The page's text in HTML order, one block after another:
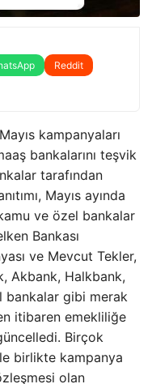
Reddit
kampanyaları
bankalarını teşvik
tarafından
Mayıs ayında
ve özel bankalar
Bankası
ve Mevcut Tekler,
Akbank, Halkbank,
bankalar gibi merak
itibaren emekliliğe
Birçok
birlikte kampanya
olan